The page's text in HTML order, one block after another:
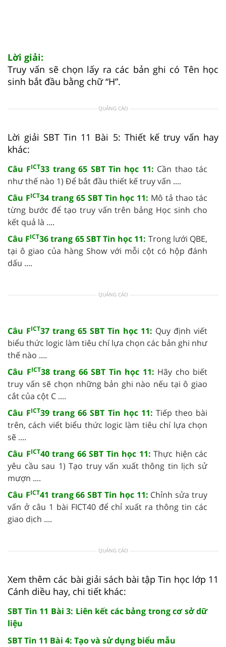
Lời giải:
Truy vấn sẽ chọn lấy ra các bản ghi có Tên học
sinh bắt đầu bằng chữ “H”.
QUẢNG CÁO
Lời giải SBT Tin 11 Bài 5: Thiết kế truy vấn hay
khác:
Câu FICT33 trang 65 SBT Tin học 11: Cần thao tác
như thế nào 1) Để bắt đầu thiết kế truy vấn ....
Câu FICT34 trang 65 SBT Tin học 11: Mô tả thao tác
từng bước để tạo truy vấn trên bảng Học sinh cho
kết quả là ....
Câu FICT36 trang 65 SBT Tin học 11: Trong lưới QBE,
tại ô giao của hàng Show với mỗi cột có hộp đánh
dấu ....
QUẢNG CÁO
Câu FICT37 trang 65 SBT Tin học 11: Quy định viết
biểu thức logic làm tiêu chí lựa chọn các bản ghi như
thế nào ....
Câu FICT38 trang 66 SBT Tin học 11: Hãy cho biết
truy vấn sẽ chọn những bản ghi nào nếu tại ô giao
cắt của cột C ....
Câu FICT39 trang 66 SBT Tin học 11: Tiếp theo bài
trên, cách viết biểu thức logic làm tiêu chí lựa chọn
sẽ ....
Câu FICT40 trang 66 SBT Tin học 11: Thực hiện các
yêu cầu sau 1) Tạo truy vấn xuất thông tin lịch sử
mượn ....
Câu FICT41 trang 66 SBT Tin học 11: Chỉnh sửa truy
vấn ở câu 1 bài FICT40 để chỉ xuất ra thông tin các
giao dịch ....
QUẢNG CÁO
Xem thêm các bài giải sách bài tập Tin học lớp 11
Cánh diều hay, chi tiết khác:
SBT Tin 11 Bài 3: Liên kết các bảng trong cơ sở dữ
liệu
SBT Tin 11 Bài 4: Tạo và sử dụng biểu mẫu